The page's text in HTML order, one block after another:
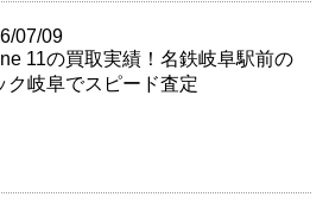
07/09
11の買取実績！名鉄岐阜駅前の
ク岐阜でスピード査定